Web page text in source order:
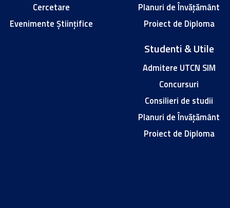
Cercetare
Evenimente Științifice
Planuri de Învățământ
Proiect de Diploma
Studenti & Utile
Admitere UTCN SIM
Concursuri
Consilieri de studii
Planuri de Învățământ
Proiect de Diploma